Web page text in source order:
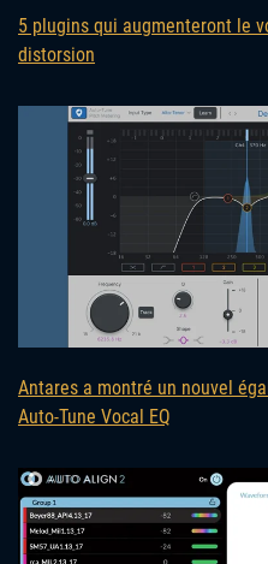
5 plugins qui augmenteront le
distorsion
Antares a montré un nouvel
Auto-Tune Vocal EQ